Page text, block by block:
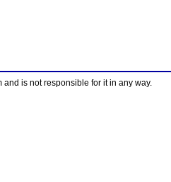
is not responsible for it in any way.